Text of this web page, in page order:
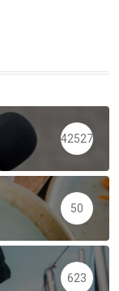
42527
50
623